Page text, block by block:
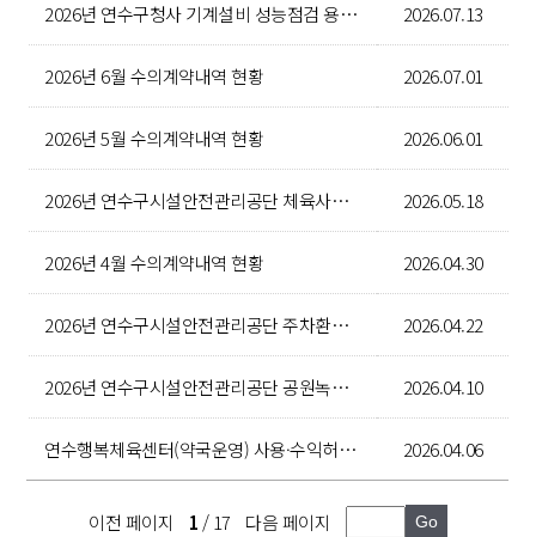
2026년 연수구청사 기계설비 성능점검 용역 입찰 공고 2026.07.13
2026년 6월 수의계약내역 현황 2026.07.01
2026년 5월 수의계약내역 현황 2026.06.01
2026년 연수구시설안전관리공단 체육사업팀 연수행복체육센터 청소용역 입찰 공고 2026.05.18
2026년 4월 수의계약내역 현황 2026.04.30
2026년 연수구시설안전관리공단 주차환경팀 송도2동 배수로 시설안전 개선공사 소액수의 전자견적 제출 안내 공고 2026.04.22
2026년 연수구시설안전관리공단 공원녹지팀 수경시설 청소용역 입찰공고 2026.04.10
연수행복체육센터(약국운영) 사용·수익허가 입찰공고 2026.04.06
이전 페이지 1 / 17 다음 페이지